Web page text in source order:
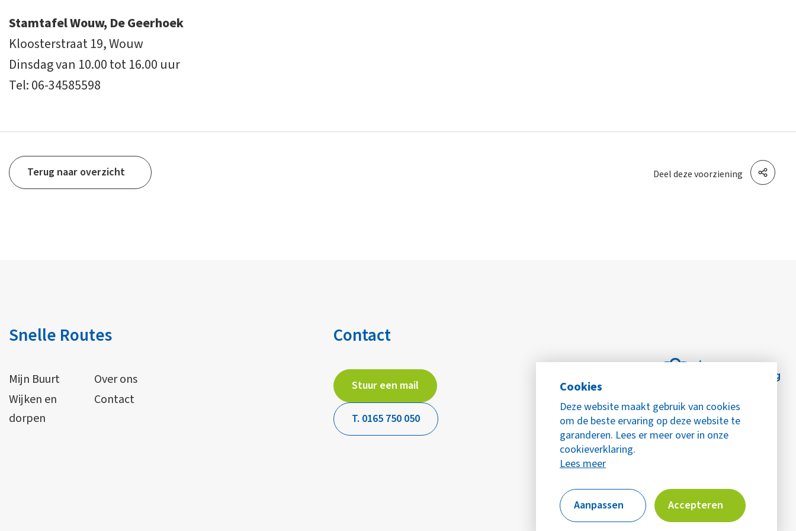
Cookies
Deze website maakt gebruik van cookies
om de beste ervaring op deze website te
garanderen. Lees er meer over in onze
cookieverklaring.
Lees meer
Aanpassen Accepteren
Stamtafel Wouw, De Geerhoek
Kloosterstraat 19, Wouw
Dinsdag van 10.00 tot 16.00 uur
Tel: 06-34585598
Terug naar overzicht Deel deze voorziening
Snelle Routes
Mijn Buurt
Over ons
Wijken en
dorpen
Contact
Contact
Stuur een mail
T. 0165 750 050